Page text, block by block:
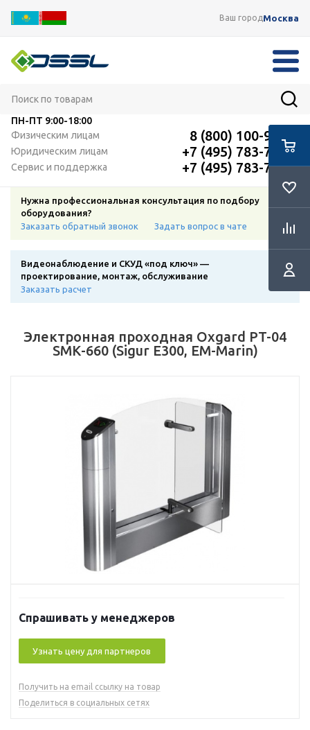
Ваш городМосква
ПН-ПТ 9:00-18:00
Физическим лицам
8 (800) 100-91-12
Юридическим лицам +7 (495) 783-72-87
Сервис и поддержка +7 (495) 783-72-87
Нужна профессиональная консультация по подбору
оборудования?
Заказать обратный звонок
Задать вопрос в чате
Видеонаблюдение и СКУД «под ключ» —
проектирование, монтаж, обслуживание
Заказать расчет
Электронная проходная Oxgard PT-04
SMК-660 (Sigur E300, EM-Marin)
Спрашивать у менеджеров
Узнать цену для партнеров
Получить на email ссылку на товар
Поделиться в социальных сетях